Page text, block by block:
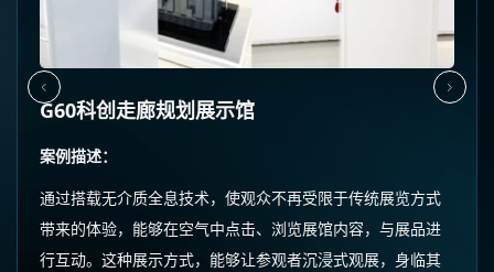
G60科创走廊规划展示馆
案例描述：
通过搭载无介质全息技术，使观众不再受限于传统展览方式
带来的体验，能够在空气中点击、浏览展馆内容，与展品进
行互动。这种展示方式，能够让参观者沉浸式观展，身临其